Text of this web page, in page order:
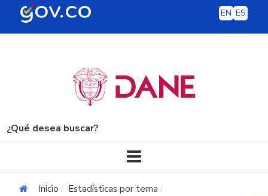
EN ES
¿Qué desea buscar?
Inicio
Estadísticas por tema